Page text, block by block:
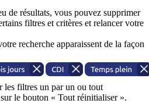
de résultats, vous pouvez supprimer
filtres et critères et relancer votre
recherche apparaissent de la façon
les filtres un par un ou tout
le bouton « Tout réinitialiser ».